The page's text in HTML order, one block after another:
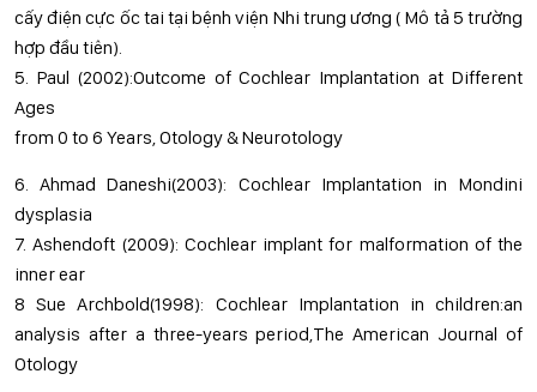
cấy điện cực ốc tai tại bệnh viện Nhi trung ương ( Mô tả 5 trường
hợp đầu tiên).
5. Paul (2002):Outcome of Cochlear Implantation at Different
Ages
from 0 to 6 Years, Otology & Neurotology
6. Ahmad Daneshi(2003): Cochlear Implantation in Mondini
dysplasia
7. Ashendoft (2009): Cochlear implant for malformation of the
inner ear
8 Sue Archbold(1998): Cochlear Implantation in children:an
analysis after a three-years period,The American Journal of
Otology